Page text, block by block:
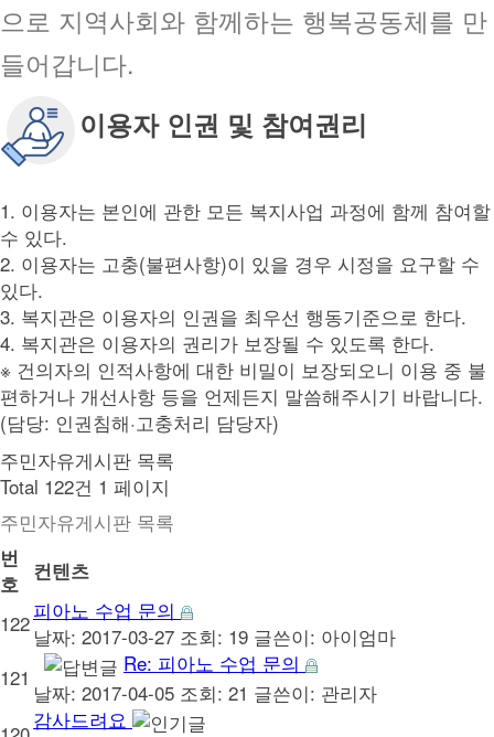
으로 지역사회와 함께하는 행복공동체를 만
들어갑니다.
이용자 인권 및 참여권리
1. 이용자는 본인에 관한 모든 복지사업 과정에 함께 참여할
수 있다.
2. 이용자는 고충(불편사항)이 있을 경우 시정을 요구할 수
있다.
3. 복지관은 이용자의 인권을 최우선 행동기준으로 한다.
4. 복지관은 이용자의 권리가 보장될 수 있도록 한다.
※ 건의자의 인적사항에 대한 비밀이 보장되오니 이용 중 불
편하거나 개선사항 등을 언제든지 말씀해주시기 바랍니다.
(담당: 인권침해·고충처리 담당자)
주민자유게시판 목록
Total 122건 1 페이지
주민자유게시판 목록
번
호 컨텐츠
122피아노 수업 문의
날짜: 2017-03-27 조회: 19 글쓴이: 아이엄마
121
Re: 피아노 수업 문의
날짜: 2017-04-05 조회: 21 글쓴이: 관리자
감사드려요